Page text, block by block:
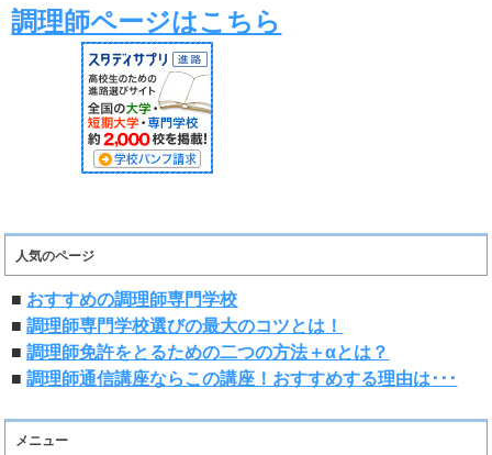
調理師ページはこちら
人気のページ
■ おすすめの調理師専門学校
■調理師専門学校選びの最大のコツとは！
■調理師免許をとるための二つの方法＋αとは？
■調理師通信講座ならこの講座！おすすめする理由は･･･
メニュー